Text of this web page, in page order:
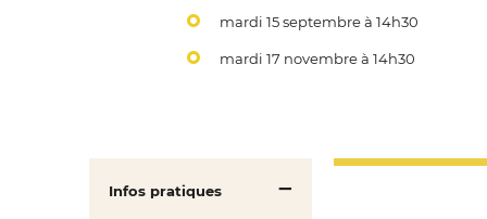
mardi 15 septembre à 14h30
mardi 17 novembre à 14h30
Infos pratiques